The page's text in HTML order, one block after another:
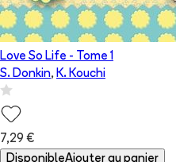
Love So Life - Tome 1
S. Donkin, K. Kouchi
7,29 €
DisponibleAjouter au panier